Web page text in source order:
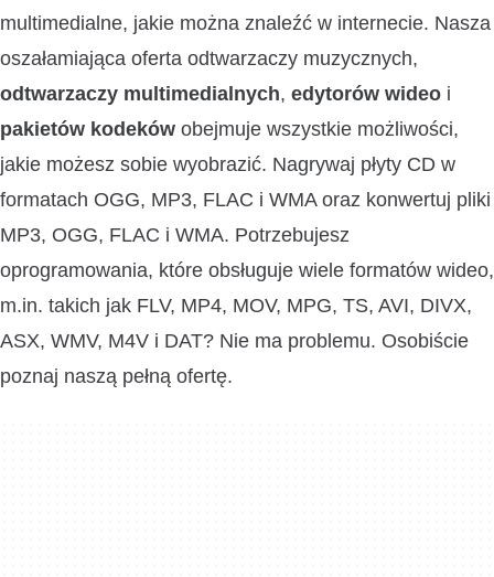
multimedialne, jakie można znaleźć w internecie. Nasza
oszałamiająca oferta odtwarzaczy muzycznych,
odtwarzaczy multimedialnych, edytorów wideo i
pakietów kodeków obejmuje wszystkie możliwości,
jakie możesz sobie wyobrazić. Nagrywaj płyty CD w
formatach OGG, MP3, FLAC i WMA oraz konwertuj pliki
MP3, OGG, FLAC i WMA. Potrzebujesz
oprogramowania, które obsługuje wiele formatów wideo,
m.in. takich jak FLV, MP4, MOV, MPG, TS, AVI, DIVX,
ASX, WMV, M4V i DAT? Nie ma problemu. Osobiście
poznaj naszą pełną ofertę.